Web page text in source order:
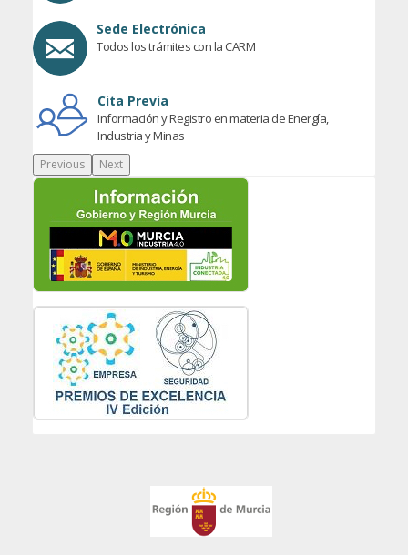
Sede Electrónica
Todos los trámites con la CARM
Cita Previa
Información y Registro en materia de Energía,
Industria y Minas
Previous Next